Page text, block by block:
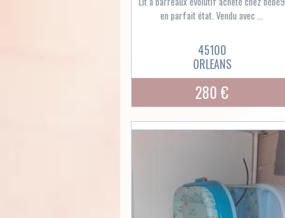
en parfait état. Vendu avec ...
45100
ORLEANS
280 €